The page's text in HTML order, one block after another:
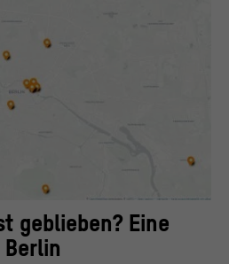
geblieben? Eine